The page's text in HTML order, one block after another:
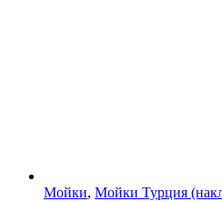
Мойки, Мойки Турция